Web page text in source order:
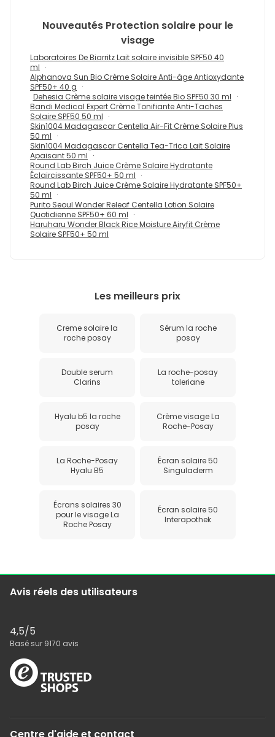
Nouveautés Protection solaire pour le
visage
Laboratoires De Biarritz Lait solaire invisible SPF50 40
ml
Alphanova Sun Bio Crème Solaire Anti-âge Antioxydante
SPF50+ 40 g
Dehesia Crème solaire visage teintée Bio SPF50 30 ml
Bandi Medical Expert Crème Tonifiante Anti-Taches
Solaire SPF50 50 ml
Skin1004 Madagascar Centella Air-Fit Crème Solaire Plus
50 ml
Skin1004 Madagascar Centella Tea-Trica Lait Solaire
Apaisant 50 ml
Round Lab Birch Juice Crème Solaire Hydratante
Éclaircissante SPF50+ 50 ml
Round Lab Birch Juice Crème Solaire Hydratante SPF50+
50 ml
Purito Seoul Wonder Releaf Centella Lotion Solaire
Quotidienne SPF50+ 60 ml
Haruharu Wonder Black Rice Moisture Airyfit Crème
Solaire SPF50+ 50 ml
Les meilleurs prix
Creme solaire la
roche posay
Sérum la roche
posay
Double serum
Clarins
La roche-posay
toleriane
Hyalu b5 la roche
posay
Crème visage La
Roche-Posay
La Roche-Posay
Hyalu B5
Écran solaire 50
Singuladerm
Écrans solaires 30
pour le visage La
Roche Posay
Écran solaire 50
Interapothek
Avis réels des utilisateurs
4,5/5
Basé sur 9170 avis
Centre d'aide et contact